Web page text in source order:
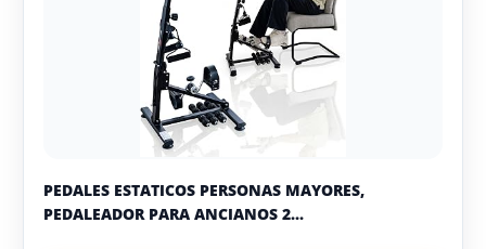
PEDALES ESTATICOS PERSONAS MAYORES,
PEDALEADOR PARA ANCIANOS 2...